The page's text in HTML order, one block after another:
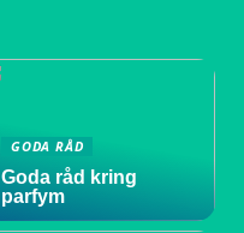
GODA RÅD
Goda råd kring
parfym